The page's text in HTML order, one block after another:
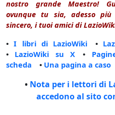
nostro grande Maestro!
ovunque tu sia, adesso
sincero, i tuoi amici di
•I libri di LazioWiki •
• LazioWiki su X •
scheda • Una pagina a caso
• Nota per i lettori di
accedono al sito